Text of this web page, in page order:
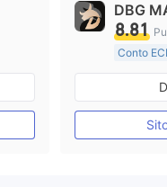
DBG
8.81
Conto
Market
Etichetta